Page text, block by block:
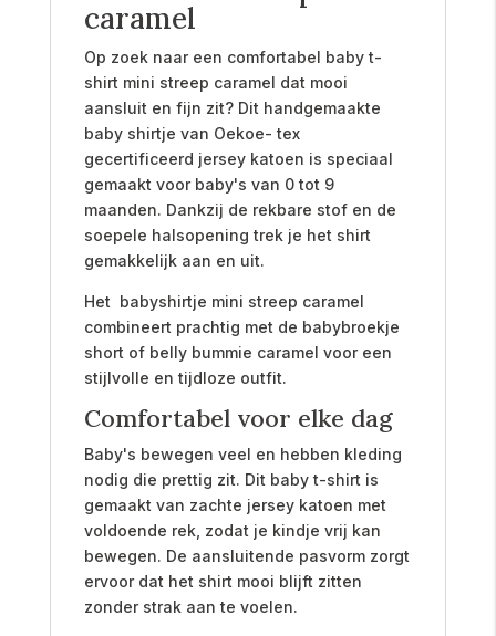
caramel
Op zoek naar een comfortabel baby t-
shirt mini streep caramel dat mooi
aansluit en fijn zit? Dit handgemaakte
baby shirtje van Oekoe- tex
gecertificeerd jersey katoen is speciaal
gemaakt voor baby's van 0 tot 9
maanden. Dankzij de rekbare stof en de
soepele halsopening trek je het shirt
gemakkelijk aan en uit.
Het babyshirtje mini streep caramel
combineert prachtig met de babybroekje
short of belly bummie caramel voor een
stijlvolle en tijdloze outfit.
Comfortabel voor elke dag
Baby's bewegen veel en hebben kleding
nodig die prettig zit. Dit baby t-shirt is
gemaakt van zachte jersey katoen met
voldoende rek, zodat je kindje vrij kan
bewegen. De aansluitende pasvorm zorgt
ervoor dat het shirt mooi blijft zitten
zonder strak aan te voelen.